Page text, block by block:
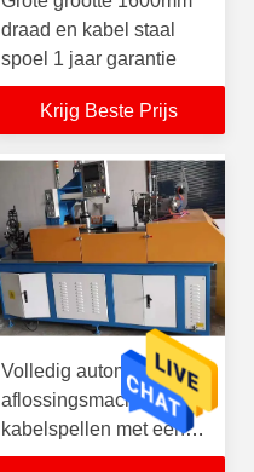
draad en kabel staal
spoel 1 jaar garantie
Krijg Beste Prijs
Volledig automatische
aflossingsmachine voor
kabelspellen met een
hoge capaciteit